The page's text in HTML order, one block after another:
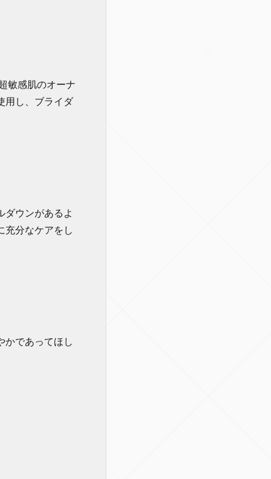
敏感肌のオーナ
用し、ブライダ
ウンがあるよ
充分なケアをし
かであってほし